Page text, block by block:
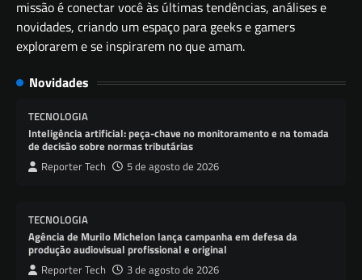
missão é conectar você às últimas tendências, análises e
novidades, criando um espaço para geeks e gamers
explorarem e se inspirarem no que amam.
Novidades
TECNOLOGIA
Inteligência artificial: peça-chave no monitoramento e na tomada
de decisão sobre normas tributárias
Reporter Tech 5 de agosto de 2026
TECNOLOGIA
Agência de Murilo Michelon lança campanha em defesa da
produção audiovisual profissional e original
Reporter Tech 3 de agosto de 2026